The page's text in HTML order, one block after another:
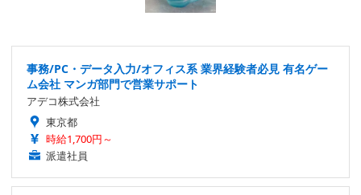
事務/PC・データ入力/オフィス系 業界経験者必見 有名ゲー
ム会社 マンガ部門で営業サポート
アデコ株式会社
東京都
時給1,700円～
派遣社員